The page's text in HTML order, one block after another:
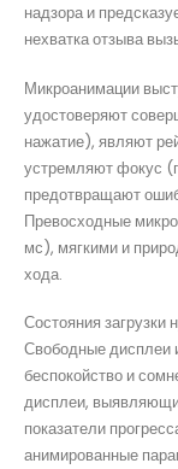
надзора и
нехватка отзыва
Микроанимации
удостоверяют
нажатие), являют
устремляют фокус
предотвращают
Превосходные
мс), мягкими и
хода.
Состояния загрузки
Свободные дисплеи
беспокойство и
дисплеи,
показатели
анимированные